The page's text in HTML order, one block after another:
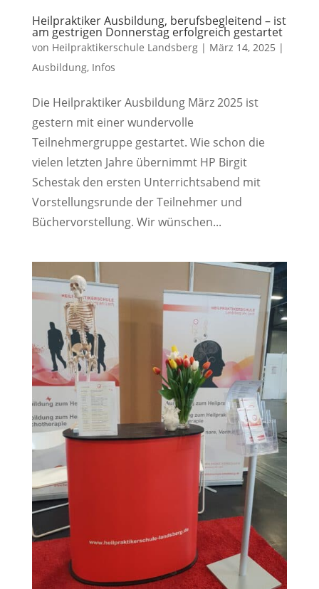
Heilpraktiker Ausbildung, berufsbegleitend – ist
am gestrigen Donnerstag erfolgreich gestartet
von Heilpraktikerschule Landsberg| März 14, 2025 |
Ausbildung, Infos
Die Heilpraktiker Ausbildung März 2025 ist
gestern mit einer wundervolle
Teilnehmergruppe gestartet. Wie schon die
vielen letzten Jahre übernimmt HP Birgit
Schestak den ersten Unterrichtsabend mit
Vorstellungsrunde der Teilnehmer und
Büchervorstellung. Wir wünschen...